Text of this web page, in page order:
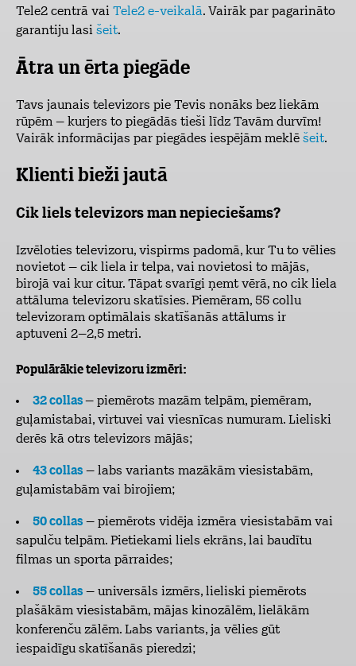
Tele2 centrā vai Tele2 e-veikalā. Vairāk par pagarināto
garantiju lasi šeit.
Ātra un ērta piegāde
Tavs jaunais televizors pie Tevis nonāks bez liekām
rūpēm – kurjers to piegādās tieši līdz Tavām durvīm!
Vairāk informācijas par piegādes iespējām meklē šeit.
Klienti bieži jautā
Cik liels televizors man nepieciešams?
Izvēloties televizoru, vispirms padomā, kur Tu to vēlies
novietot – cik liela ir telpa, vai novietosi to mājās,
birojā vai kur citur. Tāpat svarīgi ņemt vērā, no cik liela
attāluma televizoru skatīsies. Piemēram, 55 collu
televizoram optimālais skatīšanās attālums ir
aptuveni 2–2,5 metri.
Populārākie televizoru izmēri:
32 collas– piemērots mazām telpām, piemēram,
guļamistabai, virtuvei vai viesnīcas numuram. Lieliski
derēs kā otrs televizors mājās;
43 collas – labs variants mazākām viesistabām,
guļamistabām vai birojiem;
50 collas – piemērots vidēja izmēra viesistabām vai
sapulču telpām. Pietiekami liels ekrāns, lai baudītu
filmas un sporta pārraides;
55 collas – universāls izmērs, lieliski piemērots
plašākām viesistabām, mājas kinozālēm, lielākām
konferenču zālēm. Labs variants, ja vēlies gūt
iespaidīgu skatīšanās pieredzi;